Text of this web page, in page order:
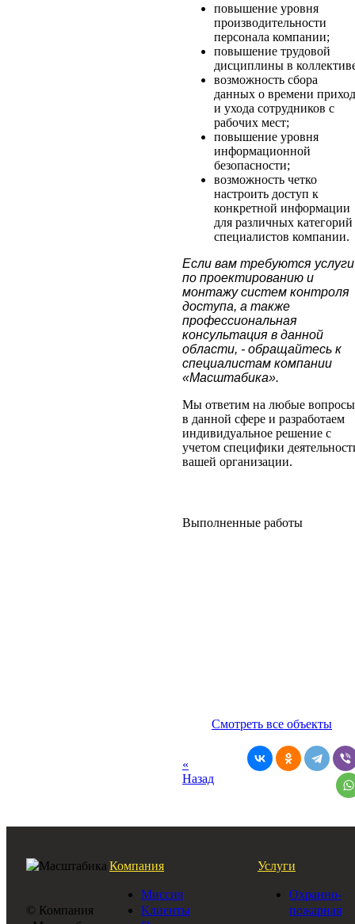
повышение уровня
производительности
персонала компании;
повышение трудовой
дисциплины в
возможность сбора
данных о времени
и ухода сотрудников с
рабочих мест;
повышение уровня
информационной
безопасности;
возможность четко
настроить доступ к
конкретной информации
для различных категорий
специалистов компании.
Если вам требуются услуги
по проектированию и
монтажу систем контроля
доступа, а также
профессиональная
консультация в данной
области, - обращайтесь к
специалистам компании
«Масштабика».
Мы ответим на любые вопросы
в данной сфере и разработаем
индивидуальное решение с
учетом специфики
вашей организации.
Выполненные работы
Смотреть все объекты
«
Назад
© Компания
Компания
Миссия
Клиенты
Услуги
Охранно-
пожарная